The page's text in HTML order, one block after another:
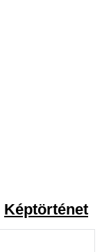
Képtörténet